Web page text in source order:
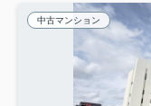
中古マンション